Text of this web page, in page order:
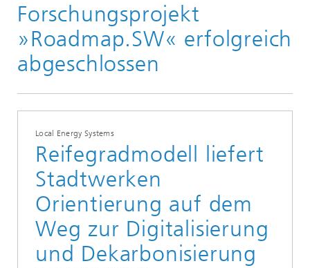
Presse
Pressemitteilungen, Interviews und Meldungen
Forschungsprojekt
»Roadmap.SW« erfolgreich
abgeschlossen
Local Energy Systems
Reifegradmodell liefert
Stadtwerken
Orientierung auf dem
Weg zur Digitalisierung
und Dekarbonisierung